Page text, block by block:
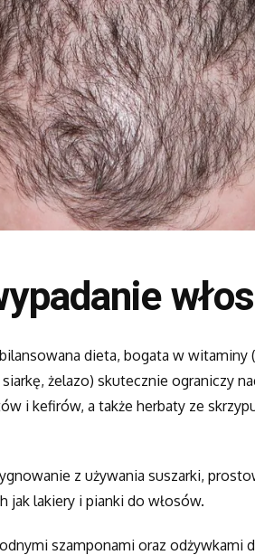
dieta, bogata w witaminy
żelazo) skutecznie ograniczy
i kefirów, a także herbaty ze
z używania suszarki,
jak lakiery i pianki do włosów.
szamponami oraz odżywkami